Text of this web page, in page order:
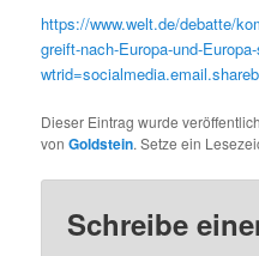
https://www.welt.de/debatte/
greift-nach-Europa-und-
Dieser Eintrag wurde
vonGoldstein. Setze ein
Schreibe